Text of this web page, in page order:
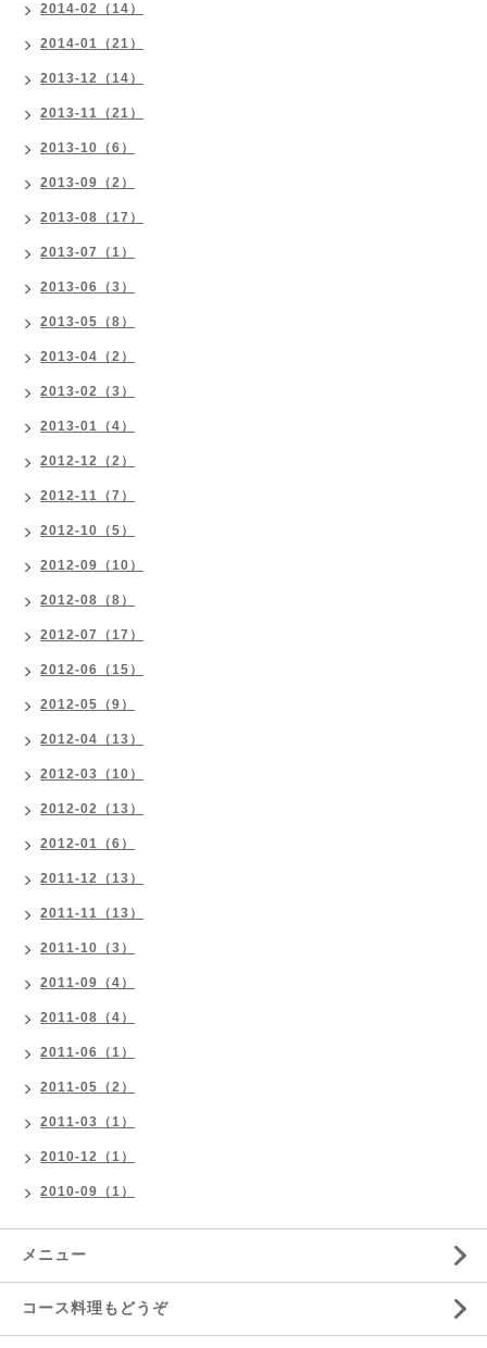
2014-02（14）
2014-01（21）
2013-12（14）
2013-11（21）
2013-10（6）
2013-09（2）
2013-08（17）
2013-07（1）
2013-06（3）
2013-05（8）
2013-04（2）
2013-02（3）
2013-01（4）
2012-12（2）
2012-11（7）
2012-10（5）
2012-09（10）
2012-08（8）
2012-07（17）
2012-06（15）
2012-05（9）
2012-04（13）
2012-03（10）
2012-02（13）
2012-01（6）
2011-12（13）
2011-11（13）
2011-10（3）
2011-09（4）
2011-08（4）
2011-06（1）
2011-05（2）
2011-03（1）
2010-12（1）
2010-09（1）
メニュー
コース料理もどうぞ